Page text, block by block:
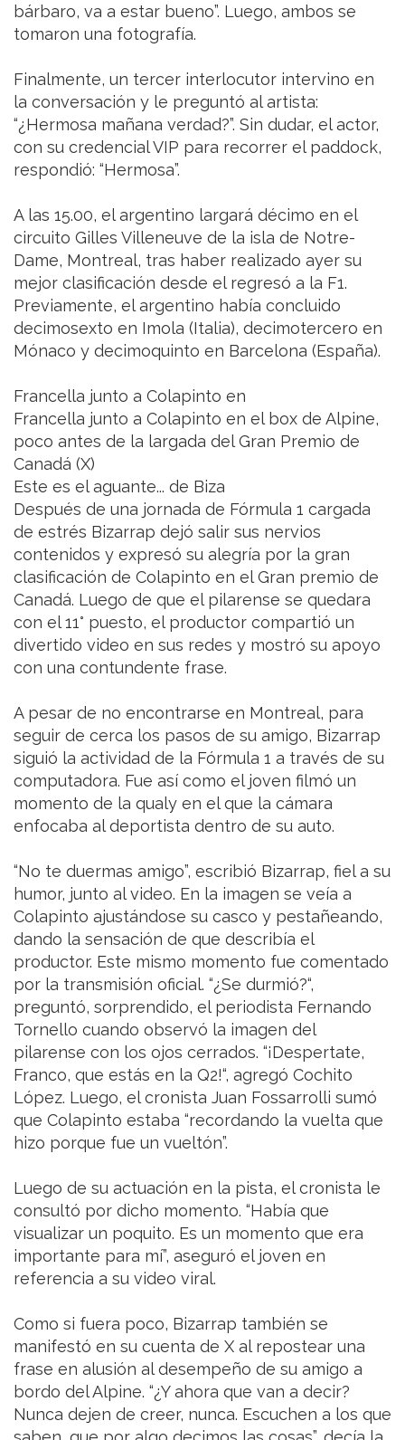
bárbaro, va a estar bueno”. Luego, ambos se
tomaron una fotografía.
Finalmente, un tercer interlocutor intervino en
la conversación y le preguntó al artista:
“¿Hermosa mañana verdad?”. Sin dudar, el actor,
con su credencial VIP para recorrer el paddock,
respondió: “Hermosa”.
A las 15.00, el argentino largará décimo en el
circuito Gilles Villeneuve de la isla de Notre-
Dame, Montreal, tras haber realizado ayer su
mejor clasificación desde el regresó a la F1.
Previamente, el argentino había concluido
decimosexto en Imola (Italia), decimotercero en
Mónaco y decimoquinto en Barcelona (España).
Francella junto a Colapinto en
Francella junto a Colapinto en el box de Alpine,
poco antes de la largada del Gran Premio de
Canadá (X)
Este es el aguante... de Biza
Después de una jornada de Fórmula 1 cargada
de estrés Bizarrap dejó salir sus nervios
contenidos y expresó su alegría por la gran
clasificación de Colapinto en el Gran premio de
Canadá. Luego de que el pilarense se quedara
con el 11° puesto, el productor compartió un
divertido video en sus redes y mostró su apoyo
con una contundente frase.
A pesar de no encontrarse en Montreal, para
seguir de cerca los pasos de su amigo, Bizarrap
siguió la actividad de la Fórmula 1 a través de su
computadora. Fue así como el joven filmó un
momento de la qualy en el que la cámara
enfocaba al deportista dentro de su auto.
“No te duermas amigo”, escribió Bizarrap, fiel a su
humor, junto al video. En la imagen se veía a
Colapinto ajustándose su casco y pestañeando,
dando la sensación de que describía el
productor. Este mismo momento fue comentado
por la transmisión oficial. “¿Se durmió?“,
preguntó, sorprendido, el periodista Fernando
Tornello cuando observó la imagen del
pilarense con los ojos cerrados. “¡Despertate,
Franco, que estás en la Q2!“, agregó Cochito
López. Luego, el cronista Juan Fossarrolli sumó
que Colapinto estaba “recordando la vuelta que
hizo porque fue un vueltón”.
Luego de su actuación en la pista, el cronista le
consultó por dicho momento. “Había que
visualizar un poquito. Es un momento que era
importante para mí”, aseguró el joven en
referencia a su video viral.
Como si fuera poco, Bizarrap también se
manifestó en su cuenta de X al repostear una
frase en alusión al desempeño de su amigo a
bordo del Alpine. “¿Y ahora que van a decir?
Nunca dejen de creer, nunca. Escuchen a los que